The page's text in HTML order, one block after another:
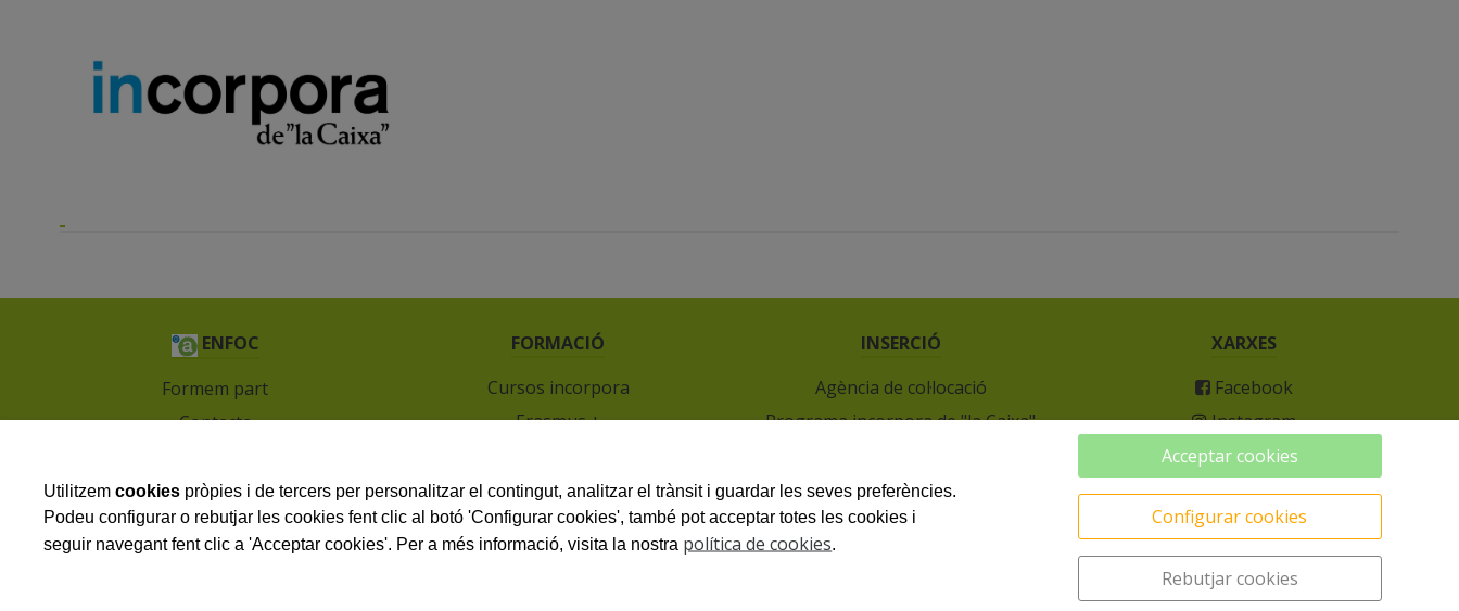
ENFOC
Formem part
Contacta
Política de privacitat
Política de cookies
FORMACIÓ
Cursos incorpora
Erasmus +
Servei d'orientació
INSERCIÓ
Agència de col·locació
Programa incorpora de "la Caixa"
Envia'ns el teu currículum
XARXES
Facebook
Instagram
Utilitzemcookies pròpies i de tercers per personalitzar el contingut, analitzar el trànsit i guardar les seves preferències.
Podeu configurar o rebutjar les cookies fent clic al botó 'Configurar cookies', també pot acceptar totes les cookies i
seguir navegant fent clic a 'Acceptar cookies'. Per a més informació, visita la nostra política de cookies.
Acceptar cookies
Configurar cookies
Rebutjar cookies